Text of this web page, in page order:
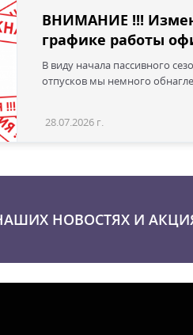
ВНИМАНИЕ !!!
графике работы
В виду начала пассивного
отпусков мы немного
28.07.2026 г.
НОВОСТЯХ И